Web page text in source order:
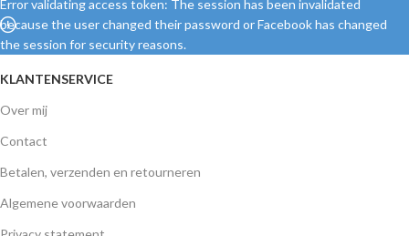
Error validating access token: The session has been invalidated
because the user changed their password or Facebook has changed
the session for security reasons.
KLANTENSERVICE
Over mij
Contact
Betalen, verzenden en retourneren
Algemene voorwaarden